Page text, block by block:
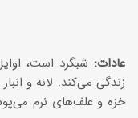
عادات: شبگرد است،
زندگی می‌کند. لانه و
خزه و علف‌های نرم